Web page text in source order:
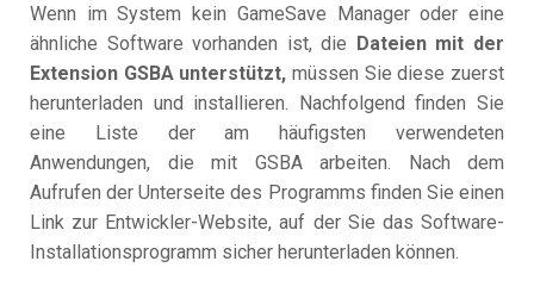
Wenn im System kein GameSave Manager oder eine
ähnliche Software vorhanden ist, die Dateien mit der
Extension GSBA unterstützt, müssen Sie diese zuerst
herunterladen und installieren. Nachfolgend finden Sie
eine Liste der am häufigsten verwendeten
Anwendungen, die mit GSBA arbeiten. Nach dem
Aufrufen der Unterseite des Programms finden Sie einen
Link zur Entwickler-Website, auf der Sie das Software-
Installationsprogramm sicher herunterladen können.